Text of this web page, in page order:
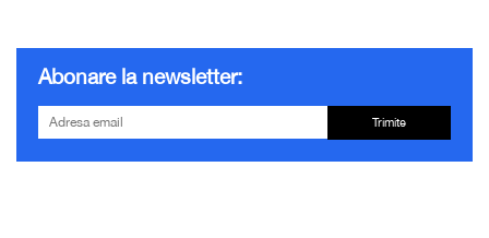
Abonare la newsletter:
Trimite